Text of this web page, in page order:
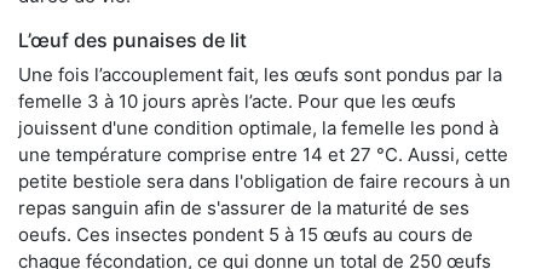
L’œuf des punaises de lit
Une fois l’accouplement fait, les œufs sont pondus par la
femelle 3 à 10 jours après l’acte. Pour que les œufs
jouissent d'une condition optimale, la femelle les pond à
une température comprise entre 14 et 27 °C. Aussi, cette
petite bestiole sera dans l'obligation de faire recours à un
repas sanguin afin de s'assurer de la maturité de ses
oeufs. Ces insectes pondent 5 à 15 œufs au cours de
chaque fécondation, ce qui donne un total de 250 œufs